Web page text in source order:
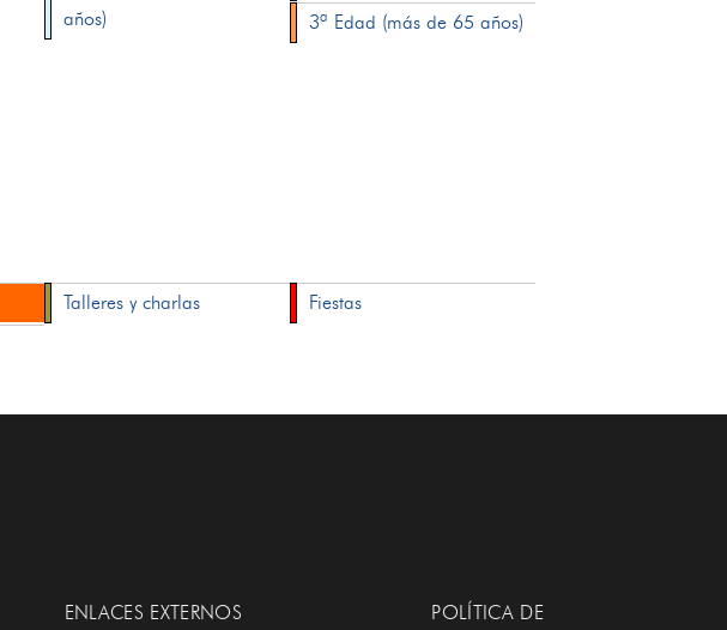
años)
3ª Edad (más de 65 años)
Talleres y charlas
Fiestas
ENLACES EXTERNOS
POLÍTICA DE